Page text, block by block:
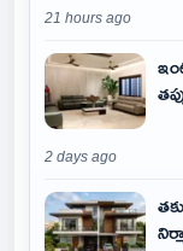
21 hours ago
2 days ago